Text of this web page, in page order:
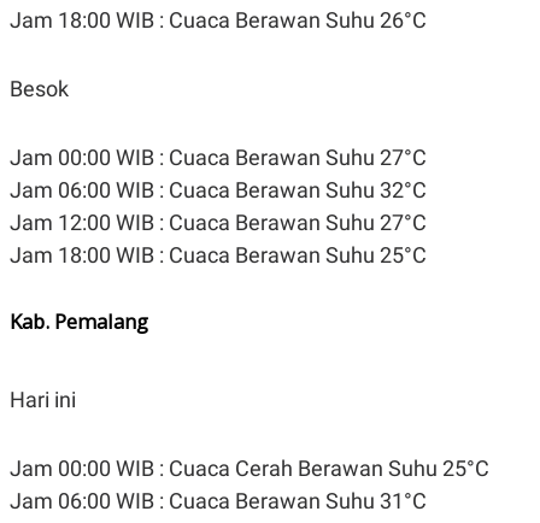
Jam 18:00 WIB : Cuaca Berawan Suhu 26°C
Besok
Jam 00:00 WIB : Cuaca Berawan Suhu 27°C
Jam 06:00 WIB : Cuaca Berawan Suhu 32°C
Jam 12:00 WIB : Cuaca Berawan Suhu 27°C
Jam 18:00 WIB : Cuaca Berawan Suhu 25°C
Kab. Pemalang
Hari ini
Jam 00:00 WIB : Cuaca Cerah Berawan Suhu 25°C
Jam 06:00 WIB : Cuaca Berawan Suhu 31°C